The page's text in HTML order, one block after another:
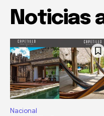
Noticias
Nacional